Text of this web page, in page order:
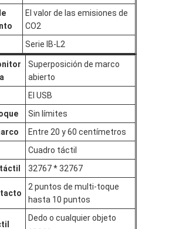
El valor de las emisiones de
CO2
Serie IB-L2
Superposición de marco
abierto
El USB
Sin límites
Entre 20 y 60 centímetros
Cuadro táctil
32767 * 32767
2 puntos de multi-toque
hasta 10 puntos
Dedo o cualquier objeto